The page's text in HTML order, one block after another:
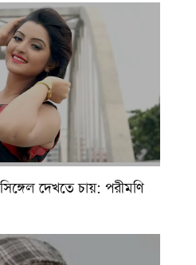
দেখতে চায়: পরীমণি